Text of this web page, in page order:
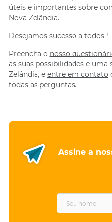
úteis e importantes sobre
Nova Zelândia.
Desejamos sucesso a todos !
Preencha o nosso
as suas possibilidades e uma
Zelândia, e entre em contato
todas as perguntas.
Assine a
F